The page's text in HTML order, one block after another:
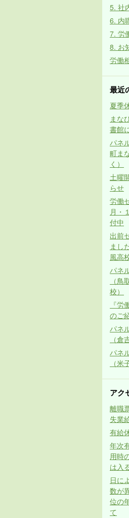
5. 社
6. 内
7. 労
8. お
労働
最近
夏季
まな
書館
パネ
町ま
く）
土曜
らせ
労働
月・
付中
出前
まし
風高
パネ
（
校）
『労
のご
パネ
（倉
パネ
（米
アク
離職
失業
有給
年次
用時
は入
日に
数が
位の
て